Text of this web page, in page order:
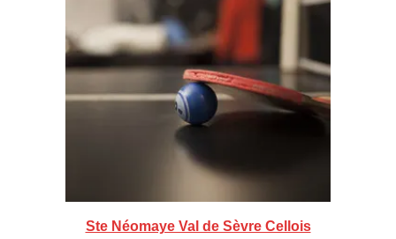
Ste Néomaye Val de Sèvre Cellois